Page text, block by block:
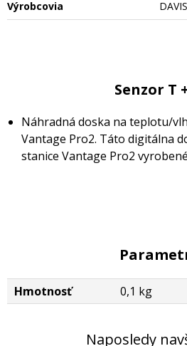
Výrobcovia
Senzor T
Náhradná doska na teplotu/
Vantage Pro2. Táto digitálna
stanice Vantage Pro2
Hmotnosť 0,1 kg
Naposledy